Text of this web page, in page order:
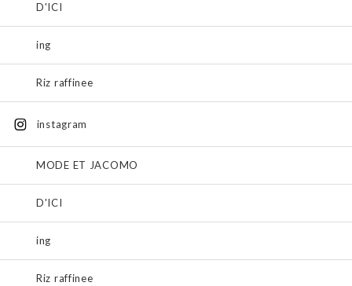
D'ICI
ing
Riz raffinee
instagram
MODE ET JACOMO
D'ICI
ing
Riz raffinee